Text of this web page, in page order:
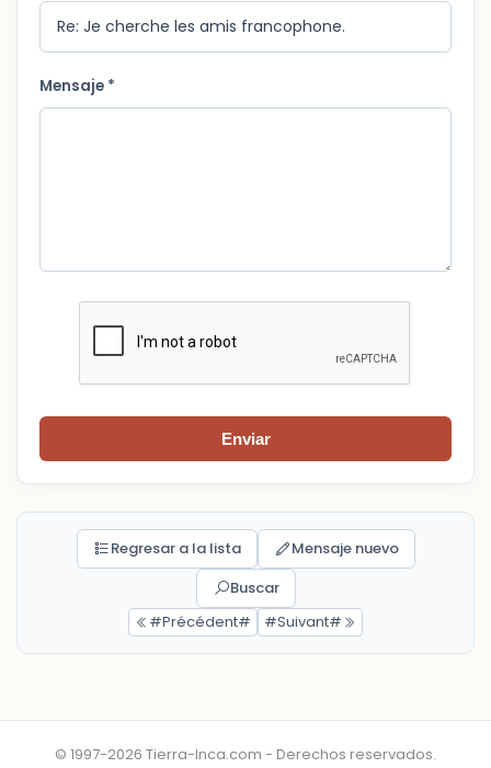
Mensaje *
Enviar
Regresar a la lista
Mensaje nuevo
Buscar
#Précédent#
#Suivant#
© 1997-2026 Tierra-Inca.com - Derechos reservados.